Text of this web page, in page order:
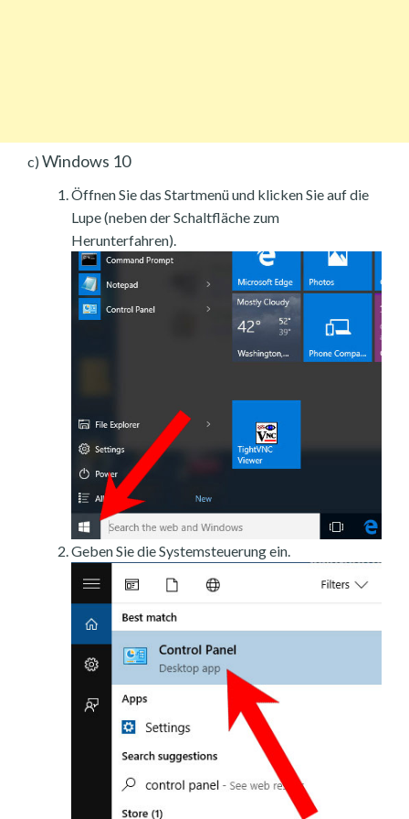
c) Windows 10
Öffnen Sie das Startmenü und klicken Sie auf die
Lupe (neben der Schaltfläche zum
Herunterfahren).
Geben Sie die Systemsteuerung ein.